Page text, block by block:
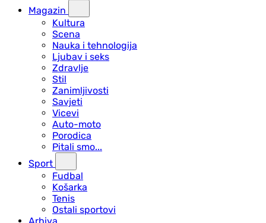
Magazin
Kultura
Scena
Nauka i tehnologija
Ljubav i seks
Zdravlje
Stil
Zanimljivosti
Savjeti
Vicevi
Auto-moto
Porodica
Pitali smo...
Sport
Fudbal
Košarka
Tenis
Ostali sportovi